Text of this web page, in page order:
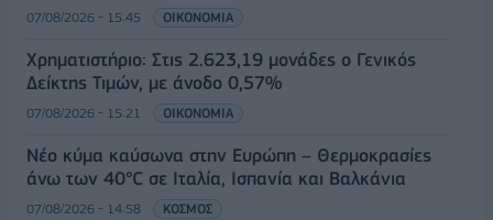
07/08/2026 - 15:45 ΟΙΚΟΝΟΜΙΑ
Χρηματιστήριο: Στις 2.623,19 μονάδες ο Γενικός
Δείκτης Τιμών, με άνοδο 0,57%
07/08/2026 - 15:21 ΟΙΚΟΝΟΜΙΑ
Νέο κύμα καύσωνα στην Ευρώπη – Θερμοκρασίες
άνω των 40°C σε Ιταλία, Ισπανία και Βαλκάνια
07/08/2026 - 14:58 ΚΟΣΜΟΣ